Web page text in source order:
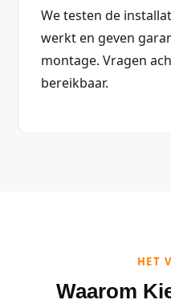
We testen de
werkt en geven
montage. Vragen
bereikbaar.
HET
Waarom